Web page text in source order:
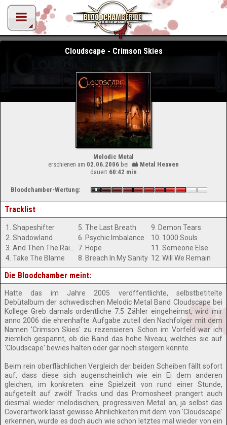
Cloudscape - Crimson Skies
Melodic Metal
erschienen am 02.06.2006 bei
Metal Heaven
dauert 60:42 min
Bloodchamber-Wertung:
Tracklist
1. Shapeshifter
2. Shadowland
4. Take The Blame
5. The Last Breath
6. Psychic Imbalance
7. Hope
8. Breach In My Sanity
9. Demon Tears
10. 1000 Souls
11. Someone Else
12. Will We Remain
Die Bloodchamber meint:
Hatte das im Jahre 2005 veröffentlichte, selbstbetitelte
Debütalbum der schwedischen Melodic Metal Band Cloudscape bei
Kollege Greb damals ordentliche 7.5 Zähler eingeheimst, wird mir
anno 2006 die ehrenhafte Aufgabe zuteil den Nachfolger mit dem
Namen 'Crimson Skies' zu rezensieren. Schon im Vorfeld war ich
ziemlich gespannt, ob die Band das hohe Niveau, welches sie auf
'Cloudscape' bewies halten oder gar noch steigern könnte.
Beim rein oberflächlichen Vergleich der beiden Scheiben fällt sofort
auf, dass diese sich augenscheinlich wie ein Ei dem anderen
gleichen, im konkreten: eine Spielzeit von rund einer Stunde,
aufgeteilt auf zwölf Tracks und das Promosheet prangert auch
diesmal wieder melodischen, progressiven Metal an, ja selbst das
Coverartwork lässt gewisse Ähnlichkeiten mit dem von 'Cloudscape'
erkennen, wurde es doch auch wie schon letztes mal wieder von ein